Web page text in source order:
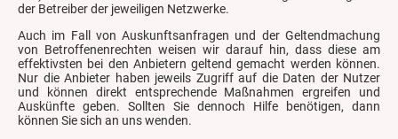
der Betreiber der jeweiligen Netzwerke.
Auch im Fall von Auskunftsanfragen und der Geltendmachung
von Betroffenenrechten weisen wir darauf hin, dass diese am
effektivsten bei den Anbietern geltend gemacht werden können.
Nur die Anbieter haben jeweils Zugriff auf die Daten der Nutzer
und können direkt entsprechende Maßnahmen ergreifen und
Auskünfte geben. Sollten Sie dennoch Hilfe benötigen, dann
können Sie sich an uns wenden.